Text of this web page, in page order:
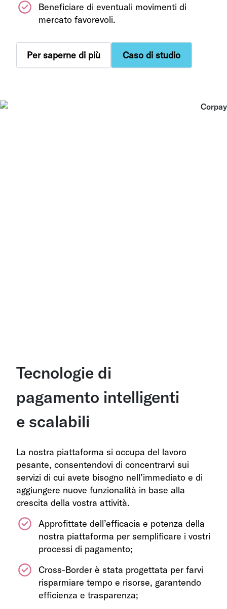
Beneficiare di eventuali movimenti di
mercato favorevoli.
Per saperne di più Caso di studio
Tecnologie di
pagamento intelligenti
e scalabili
La nostra piattaforma si occupa del lavoro
pesante, consentendovi di concentrarvi sui
servizi di cui avete bisogno nell’immediato e di
aggiungere nuove funzionalità in base alla
crescita della vostra attività.
Approfittate dell’efficacia e potenza della
nostra piattaforma per semplificare i vostri
processi di pagamento;
Cross-Border è stata progettata per farvi
risparmiare tempo e risorse, garantendo
efficienza e trasparenza;